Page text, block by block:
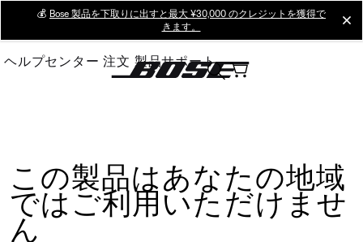
Main
💰 Bose 製品を下取りに出すと最大 ¥30,000 のクレジットを獲得で
きます。
ヘルプセンター 注文 製品サポート
この製品はあなたの地域
ではご利用いただけませ
ん